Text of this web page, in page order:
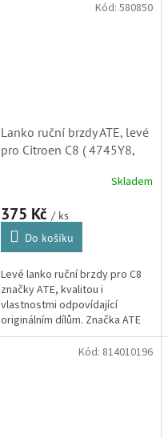
automobilek, včetně
Lanko ruční brzdy ATE, levé
pro Citroen C8 ( 4745Y8,
Skladem
375 Kč / ks
Do košíku
Levé lanko ruční brzdy pro C8
značky ATE, kvalitou i
vlastnostmi odpovídající
originálním dílům. Značka ATE
patří mezi přední výrobce
brzdových komponent.
Kód: 580850
Kód: 814010196